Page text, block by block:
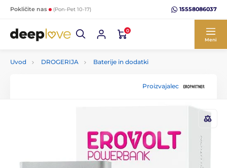
Pokličite nas (Pon-Pet 10-17) 15558086037
0
Meni
Uvod DROGERIJA Baterije in dodatki
Proizvajalec